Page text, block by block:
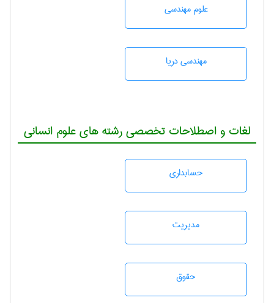
علوم مهندسی
مهندسی دریا
لغات و اصطلاحات تخصصی رشته های علوم انسانی
حسابداری
مديريت
حقوق